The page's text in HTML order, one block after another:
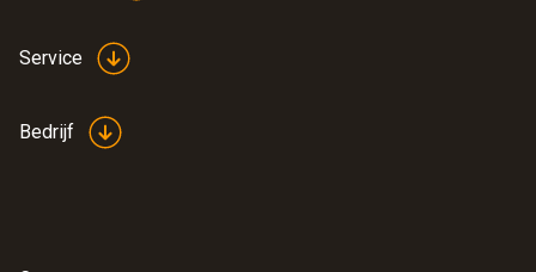
Service
Bedrijf